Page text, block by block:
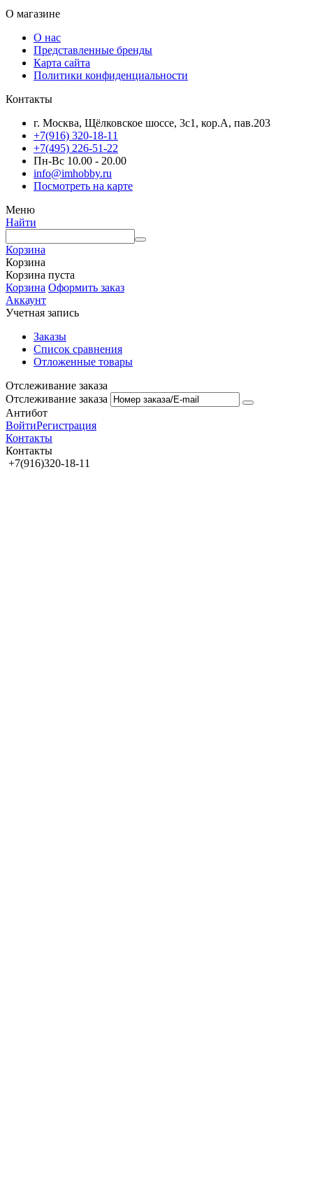
О магазине
О нас
Представленные бренды
Карта сайта
Политики конфиденциальности
Контакты
г. Москва, Щёлковское шоссе, 3с1, кор.А, пав.203
+7(916) 320-18-11
+7(495) 226-51-22
Пн-Вс 10.00 - 20.00
info@imhobby.ru
Посмотреть на карте
Меню
Найти
Корзина
Корзина
Корзина пуста
Корзина Оформить заказ
Аккаунт
Учетная запись
Заказы
Список сравнения
Отложенные товары
Отслеживание заказа
Отслеживание заказа
Антибот
ВойтиРегистрация
Контакты
Контакты
+7(916)320-18-11